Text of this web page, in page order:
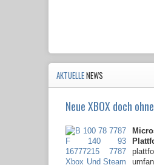
AKTUELLENEWS
Neue XBOX doch